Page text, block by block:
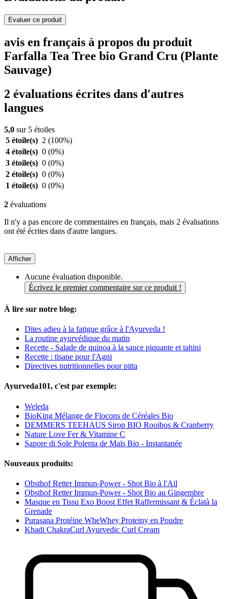
Evaluer ce produit
avis en français à propos du produit
Farfalla Tea Tree bio Grand Cru (Plante
Sauvage)
2 évaluations écrites dans d'autres
langues
5,0 sur 5 étoiles
5 étoile(s) 2 (100%)
4 étoile(s) 0 (0%)
3 étoile(s) 0 (0%)
2 étoile(s) 0 (0%)
1 étoile(s) 0 (0%)
2 évaluations
Il n'y a pas encore de commentaires en français, mais 2 évaluations
ont été écrites dans d'autre langues.
Afficher
Aucune évaluation disponible.
Écrivez le premier commentaire sur ce produit !
À lire sur notre blog:
Dites adieu à la fatigue grâce à l'Ayurveda !
La routine ayurvédique du matin
Recette - Salade de quinoa à la sauce piquante et tahini
Recette : tisane pour l'Agni
Directives nutritionnelles pour pitta
Ayurveda101, c'est par exemple:
Weleda
BioKing Mélange de Flocons de Céréales Bio
DEMMERS TEEHAUS Sirop BIO Rooibos & Cranberry
Nature Love Fer & Vitamine C
Sapore di Sole Polenta de Maïs Bio - Instantanée
Nouveaux produits:
Obsthof Retter Immun-Power - Shot Bio à l'Ail
Obsthof Retter Immun-Power - Shot Bio au Gingembre
Masque en Tissu Exo Boost Effet Raffermissant & Éclatà la
Grenade
Purasana Protéine WheWhey Proteiny en Poudre
Khadi ChakraCurl Ayurvedic Curl Cream